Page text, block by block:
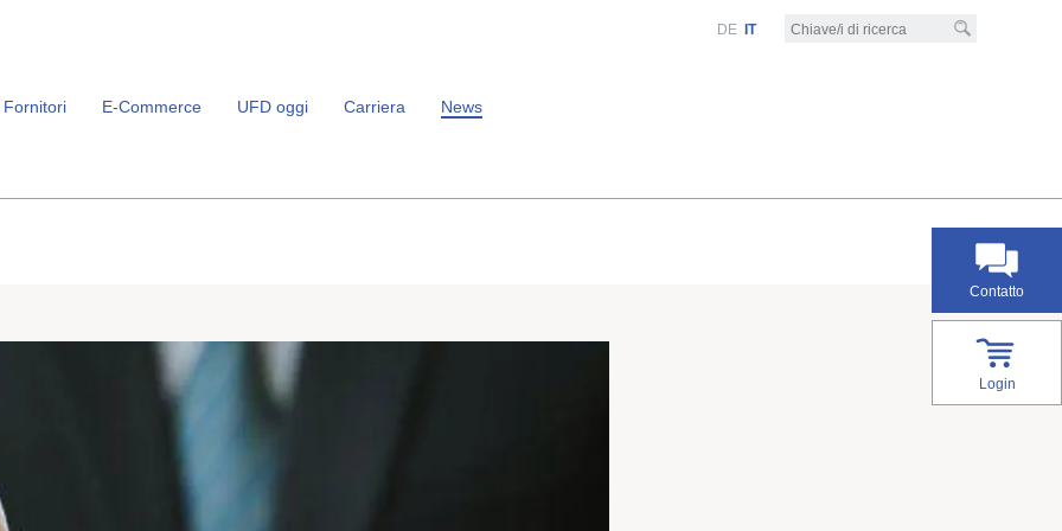
DE IT
Fornitori E-Commerce UFD oggi Carriera News
Contatto
Login